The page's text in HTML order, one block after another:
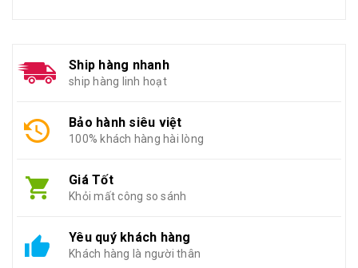
Ship hàng nhanh
ship hàng linh hoạt
Bảo hành siêu việt
100% khách hàng hài lòng
Giá Tốt
Khỏi mất công so sánh
Yêu quý khách hàng
Khách hàng là người thân